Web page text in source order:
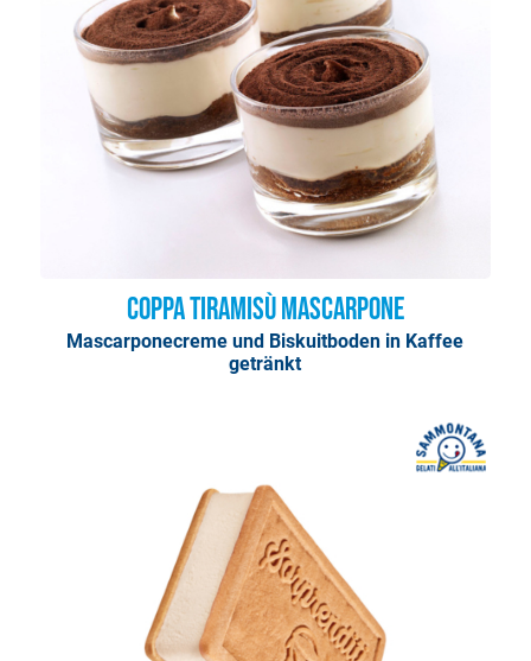
Coppa Tiramisù Mascarpone
Mascarponecreme und Biskuitboden in Kaffee
getränkt